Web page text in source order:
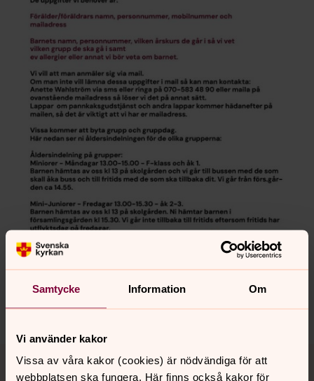
Samtycke Information Om
Vi använder kakor
Vissa av våra kakor (cookies) är nödvändiga för att
webbplatsen ska fungera. Här finns också kakor för
Barnkören i Almunge